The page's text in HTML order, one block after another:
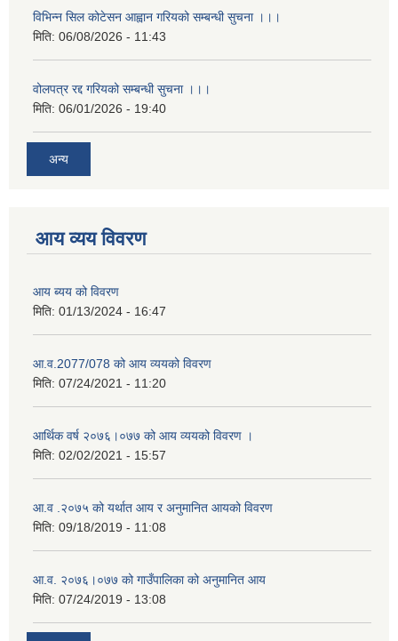
विभिन्न सिल कोटेसन आह्वान गरियको सम्बन्धी सुचना ।।।
मिति: 06/08/2026 - 11:43
वोलपत्र रद्द गरियको सम्बन्धी सुचना ।।।
मिति: 06/01/2026 - 19:40
अन्य
आय व्यय विवरण
आय ब्यय को विवरण
मिति: 01/13/2024 - 16:47
आ.व.2077/078 को आय व्ययको विवरण
मिति: 07/24/2021 - 11:20
आर्थिक वर्ष २०७६।०७७ को आय व्ययको विवरण ।
मिति: 02/02/2021 - 15:57
आ.व .२०७५ को यर्थात आय र अनुमानित आयको विवरण
मिति: 09/18/2019 - 11:08
आ.व. २०७६।०७७ को गाउँपालिका को अनुमानित आय
मिति: 07/24/2019 - 13:08